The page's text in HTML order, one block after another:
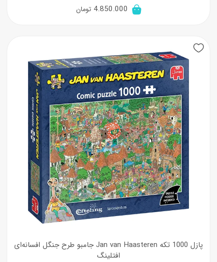
4.850.000 تومان
پازل 1000 تکه Jan van Haasteren جامبو طرح جنگل افسانه‌ای
افتلینگ